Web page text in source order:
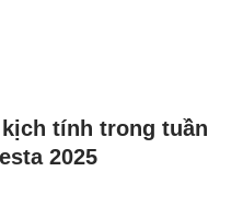
tính trong tuần
2025